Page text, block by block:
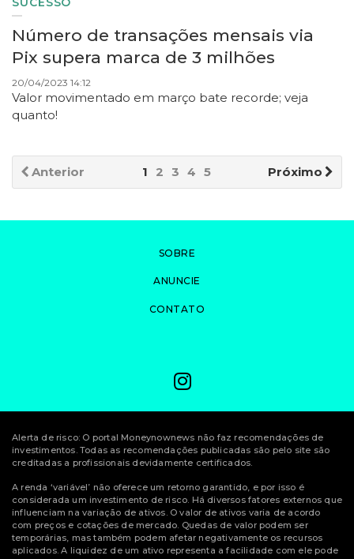
Número de transações mensais via
Pix supera marca de 3 milhões
20/04/2023 14:12
Valor movimentado em março bate recorde; veja
quanto!
Anterior Próximo
1 2 3 4 5
SOBRE
ANUNCIE
CONTATO
Alerta de risco: O portal Moneynownews não faz recomendações de
investimentos. Todas as recomendações publicadas são pelo site são
creditadas a profissionais devidamente certificados.
A renda ‘variável’ não oferece um retorno garantido, e por isso é
considerada um investimento de risco. Há diversos fatores externos que
influenciam na variação de ativos. O valor de ativos varia de acordo
com preços e cotações de mercado. Quedas de valor podem ser
temporárias, mas também podem afetar negativamente os recursos
aplicados. A liquidez de um ativo representa a facilidade com ele pode